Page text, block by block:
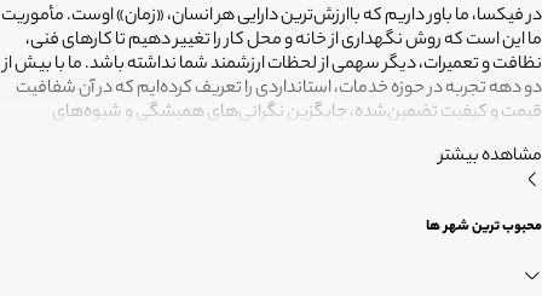
در فیکسا، ما باور داریم که باارزش‌ترین دارایی هر انسان، «زمان» اوست. مأموریت
ما این است که روش نگهداری از خانه و محل کار را تغییر دهیم تا کارهای فنی،
نظافت و تعمیرات، دیگر سهمی از لحظات ارزشمند شما نداشته باشد. ما با بیش از
دو دهه تجربه در حوزه خدمات، استانداردی را تعریف کرده‌ایم که در آن شفافیت
قیمت و کیفیت تضمین‌شده، جایگزین نگرانی‌های همیشگی و شیوه‌های
متخصصانی بسپاریم که از فیلترهای سخت‌گیرانه رد شده‌اند تا نتیجه نهایی،
دقیقاً همان فضای امن و بی‌دغدغه‌ای باشد که همیشه برای آرامش خود
آنکه شما فرصت بیشتری برای زندگی کردن داشته باشید؛ فیکسا، زمانی برای
مشاهده بیشتر
محبوب ترین شهر ها